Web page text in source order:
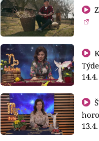
KOZOROH -
ŠTÍR - Týdenní
13.4.